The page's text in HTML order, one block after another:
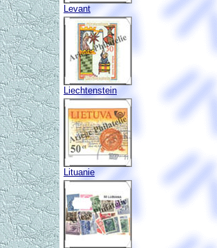
Levant
Liechtenstein
Lituanie